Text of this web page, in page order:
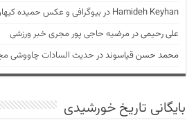
Hamideh Keyhan در بیوگرافی و عکس حمیده
علی رحیمیدرمرضیه حاجی پور مجری خبر ورزشی
محمد حسن قیاسونددر حدیث السادات چاووشی
بایگانی تاریخ خورشیدی